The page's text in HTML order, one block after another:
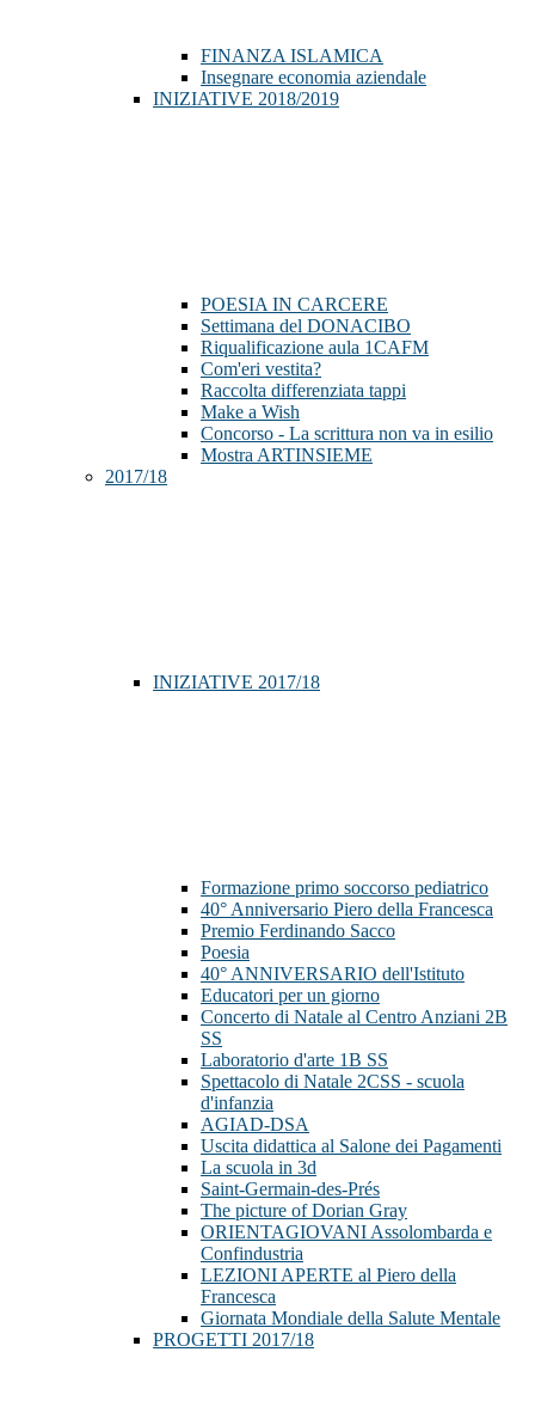
FINANZA ISLAMICA
Insegnare economia aziendale
INIZIATIVE 2018/2019
POESIA IN CARCERE
Settimana del DONACIBO
Riqualificazione aula 1CAFM
Com'eri vestita?
Raccolta differenziata tappi
Make a Wish
Concorso - La scrittura non va in esilio
Mostra ARTINSIEME
2017/18
INIZIATIVE 2017/18
Formazione primo soccorso pediatrico
40° Anniversario Piero della Francesca
Premio Ferdinando Sacco
Poesia
40° ANNIVERSARIO dell'Istituto
Educatori per un giorno
Concerto di Natale al Centro Anziani 2B
SS
Laboratorio d'arte 1B SS
Spettacolo di Natale 2CSS - scuola
d'infanzia
AGIAD-DSA
Uscita didattica al Salone dei Pagamenti
La scuola in 3d
Saint-Germain-des-Prés
The picture of Dorian Gray
ORIENTAGIOVANI Assolombarda e
Confindustria
LEZIONI APERTE al Piero della
Francesca
Giornata Mondiale della Salute Mentale
PROGETTI 2017/18